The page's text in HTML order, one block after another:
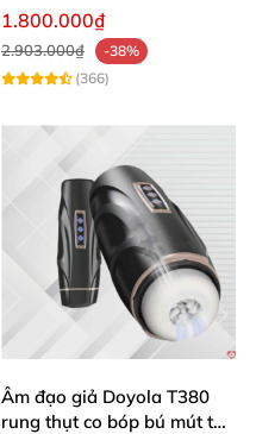
đa chức năng sục mạnh
1.800.000₫
2.903.000₫
-38%
(366)
Âm đạo giả Doyola T380
rung thụt co bóp bú mút tự